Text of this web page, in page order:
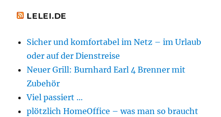
LELEI.DE
Sicher und komfortabel im Netz – im Urlaub
oder auf der Dienstreise
Neuer Grill: Burnhard Earl 4 Brenner mit
Zubehör
Viel passiert …
plötzlich HomeOffice – was man so braucht